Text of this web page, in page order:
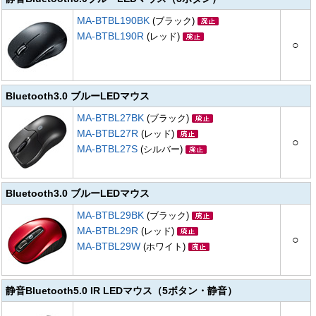
MA-BTBL190BK (ブラック)
MA-BTBL190R (レッド)
○
Bluetooth3.0 ブルーLEDマウス
MA-BTBL27BK (ブラック)
MA-BTBL27R (レッド)
MA-BTBL27S (シルバー)
○
Bluetooth3.0 ブルーLEDマウス
MA-BTBL29BK (ブラック)
MA-BTBL29R (レッド)
MA-BTBL29W (ホワイト)
○
静音Bluetooth5.0 IR LEDマウス（5ボタン・静音）